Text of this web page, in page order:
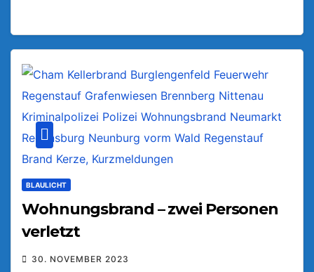
BLAULICHT
Wohnungsbrand – zwei Personen
verletzt
30. NOVEMBER 2023